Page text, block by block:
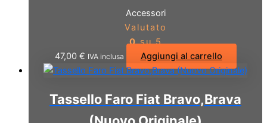
Accessori
Valutato
0su 5
47,00 € IVA inclusa Aggiungi al carrello
Tassello Faro Fiat Bravo,Brava